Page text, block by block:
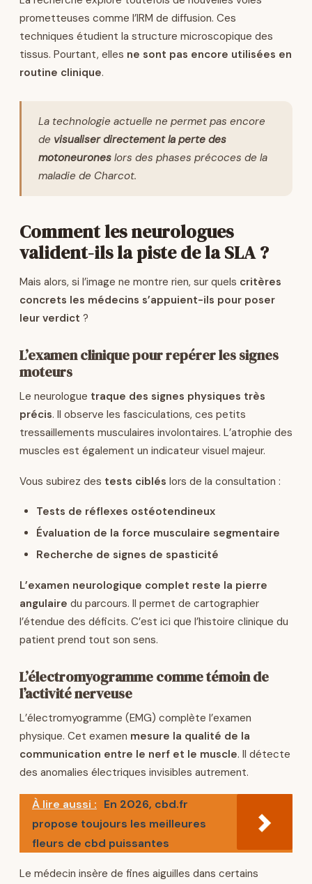
prometteuses comme l’IRM de diffusion. Ces
techniques étudient la structure microscopique des
tissus. Pourtant, elles ne sont pas encore utilisées en
routine clinique.
La technologie actuelle ne permet pas encore
de visualiser directement la perte des
motoneurones lors des phases précoces de la
maladie de Charcot.
Comment les neurologues
valident-ils la piste de la SLA ?
Mais alors, si l’image ne montre rien, sur quels critères
concrets les médecins s’appuient-ils pour poser
leur verdict ?
L’examen clinique pour repérer les signes
moteurs
Le neurologue traque des signes physiques très
précis. Il observe les fasciculations, ces petits
tressaillements musculaires involontaires. L’atrophie des
muscles est également un indicateur visuel majeur.
Vous subirez des tests ciblés lors de la consultation :
Tests de réflexes ostéotendineux
Évaluation de la force musculaire segmentaire
Recherche de signes de spasticité
L’examen neurologique complet reste la pierre
angulaire du parcours. Il permet de cartographier
l’étendue des déficits. C’est ici que l’histoire clinique du
patient prend tout son sens.
L’électromyogramme comme témoin de
l’activité nerveuse
L’électromyogramme (EMG) complète l’examen
physique. Cet examen mesure la qualité de la
communication entre le nerf et le muscle. Il détecte
des anomalies électriques invisibles autrement.
À lire aussi : En 2026, cbd.fr
propose toujours les meilleures
fleurs de cbd puissantes
Le médecin insère de fines aiguilles dans certains